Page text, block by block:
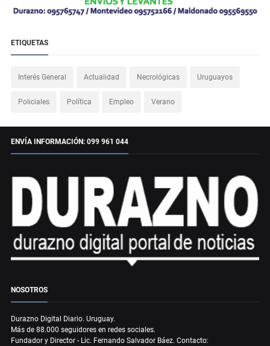
ETIQUETAS
Interés General Actualidad Necrológicas Uruguayos
Policiales Política Empleo Verano
ENVÍA INFORMACIÓN: 099 961 044
NOSOTROS
Durazno Digital Diario. Uruguay.
Más de 88.000 seguidores en redes sociales.
Fundador y Director - Lic. Fernando Salvador Báez. Contacto: